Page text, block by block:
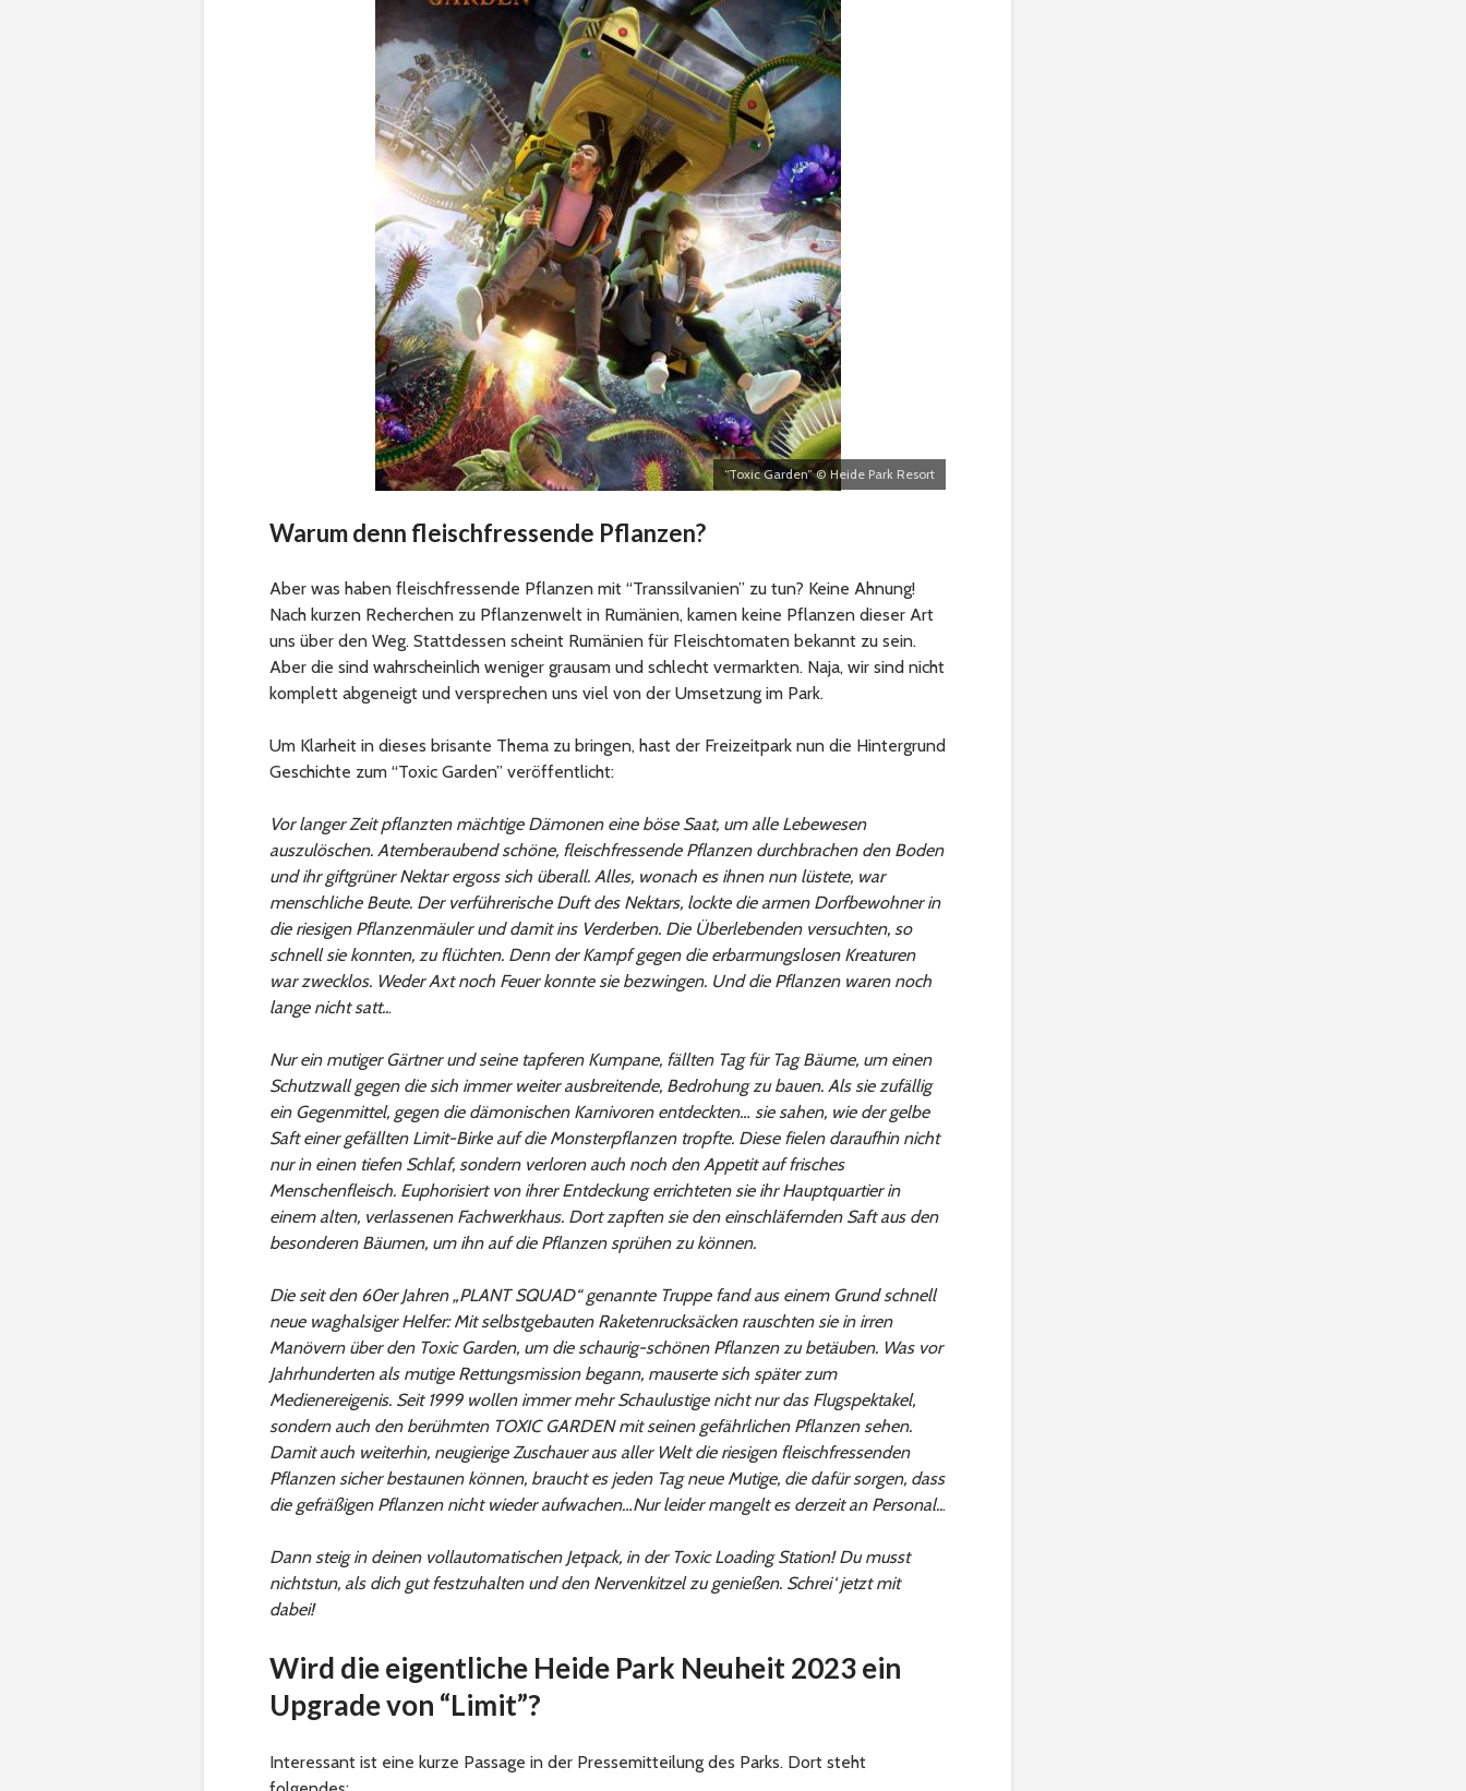
“Toxic Garden” © Heide Park Resort
Warum denn fleischfressende Pflanzen?
Aber was haben fleischfressende Pflanzen mit “Transsilvanien” zu tun? Keine Ahnung!
Nach kurzen Recherchen zu Pflanzenwelt in Rumänien, kamen keine Pflanzen dieser Art
uns über den Weg. Stattdessen scheint Rumänien für Fleischtomaten bekannt zu sein.
Aber die sind wahrscheinlich weniger grausam und schlecht vermarkten. Naja, wir sind nicht
komplett abgeneigt und versprechen uns viel von der Umsetzung im Park.
Um Klarheit in dieses brisante Thema zu bringen, hast der Freizeitpark nun die Hintergrund
Geschichte zum “Toxic Garden” veröffentlicht:
Vor langer Zeit pflanzten mächtige Dämonen eine böse Saat, um alle Lebewesen
auszulöschen. Atemberaubend schöne, fleischfressende Pflanzen durchbrachen den Boden
und ihr giftgrüner Nektar ergoss sich überall. Alles, wonach es ihnen nun lüstete, war
menschliche Beute. Der verführerische Duft des Nektars, lockte die armen Dorfbewohner in
die riesigen Pflanzenmäuler und damit ins Verderben. Die Überlebenden versuchten, so
schnell sie konnten, zu flüchten. Denn der Kampf gegen die erbarmungslosen Kreaturen
war zwecklos. Weder Axt noch Feuer konnte sie bezwingen. Und die Pflanzen waren noch
lange nicht satt...
Nur ein mutiger Gärtner und seine tapferen Kumpane, fällten Tag für Tag Bäume, um einen
Schutzwall gegen die sich immer weiter ausbreitende, Bedrohung zu bauen. Als sie zufällig
ein Gegenmittel, gegen die dämonischen Karnivoren entdeckten… sie sahen, wie der gelbe
Saft einer gefällten Limit-Birke auf die Monsterpflanzen tropfte. Diese fielen daraufhin nicht
nur in einen tiefen Schlaf, sondern verloren auch noch den Appetit auf frisches
Menschenfleisch. Euphorisiert von ihrer Entdeckung errichteten sie ihr Hauptquartier in
einem alten, verlassenen Fachwerkhaus. Dort zapften sie den einschläfernden Saft aus den
besonderen Bäumen, um ihn auf die Pflanzen sprühen zu können.
Die seit den 60er Jahren „PLANT SQUAD“ genannte Truppe fand aus einem Grund schnell
neue waghalsiger Helfer: Mit selbstgebauten Raketenrucksäcken rauschten sie in irren
Manövern über den Toxic Garden, um die schaurig-schönen Pflanzen zu betäuben. Was vor
Jahrhunderten als mutige Rettungsmission begann, mauserte sich später zum
Medienereigenis. Seit 1999 wollen immer mehr Schaulustige nicht nur das Flugspektakel,
sondern auch den berühmten TOXIC GARDEN mit seinen gefährlichen Pflanzen sehen.
Damit auch weiterhin, neugierige Zuschauer aus aller Welt die riesigen fleischfressenden
Pflanzen sicher bestaunen können, braucht es jeden Tag neue Mutige, die dafür sorgen, dass
die gefräßigen Pflanzen nicht wieder aufwachen…Nur leider mangelt es derzeit an Personal...
Dann steig in deinen vollautomatischen Jetpack, in der Toxic Loading Station! Du musst
nichtstun, als dich gut festzuhalten und den Nervenkitzel zu genießen. Schrei‘ jetzt mit
dabei!
Wird die eigentliche Heide Park Neuheit 2023 ein
Upgrade von “Limit”?
Interessant ist eine kurze Passage in der Pressemitteilung des Parks. Dort steht